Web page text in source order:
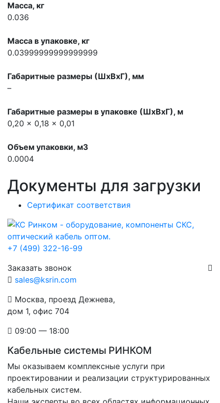
Масса, кг
0.036
Масса в упаковке, кг
0.03999999999999999
Габаритные размеры (ШхВхГ), мм
–
Габаритные размеры в упаковке (ШхВхГ), м
0,20 x 0,18 x 0,01
Объем упаковки, м3
0.0004
Документы для загрузки
Сертификат соответствия
+7 (499) 322-16-99
Заказать звонок
sales@ksrin.com
Москва, проезд Дежнева,
дом 1, офис 704
09:00 — 18:00
Кабельные системы РИНКОМ
Мы оказываем комплексные услуги при
проектировании и реализации структурированных
кабельных систем.